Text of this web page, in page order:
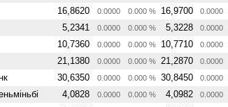
16,8620 0.0000 0.000 % 16,9700 0.0000
5,2341 0.0000 0.000 % 5,3228 0.0000
10,7360 0.0000 0.000 % 10,7710 0.0000
21,1380 0.0000 0.000 % 21,2870 0.0000
30,6350 0.0000 0.000 % 30,8450 0.0000
4,0828 0.0000 0.000 % 4,0982 0.0000